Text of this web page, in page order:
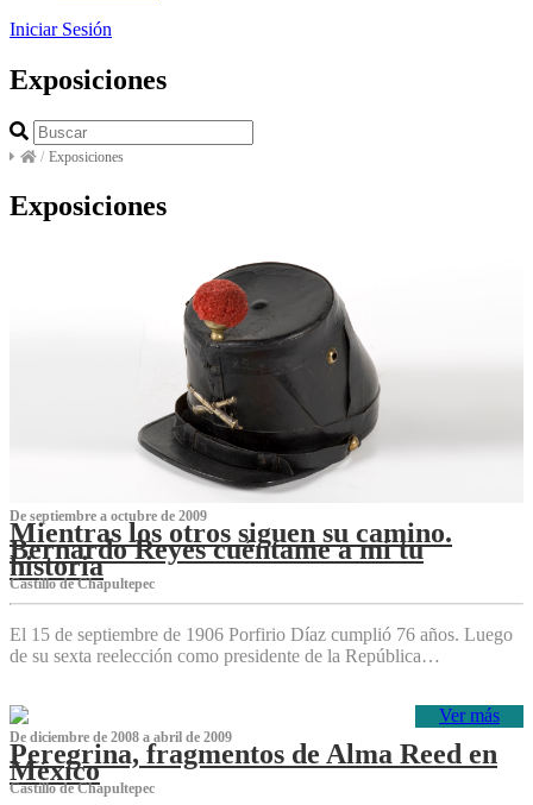
Iniciar Sesión
Exposiciones
/ Exposiciones
Exposiciones
De septiembre a octubre de 2009
Mientras los otros siguen su camino.
Bernardo Reyes cuéntame a mí tu
historia
Castillo de Chapultepec
El 15 de septiembre de 1906 Porfirio Díaz cumplió 76 años. Luego
de su sexta reelección como presidente de la República…
Ver más
De diciembre de 2008 a abril de 2009
Peregrina, fragmentos de Alma Reed en
México
Castillo de Chapultepec